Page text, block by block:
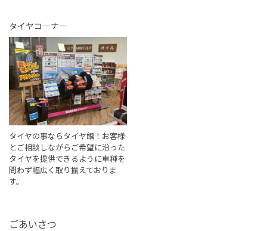
タイヤコ－ナ－
タイヤの事ならタイヤ館！お客様
とご相談しながらご希望に沿った
タイヤを提供できるように車種を
問わず幅広く取り揃えておりま
す。
ごあいさつ